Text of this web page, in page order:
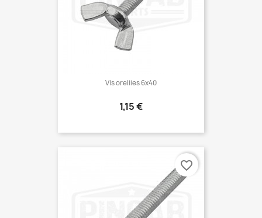
Vis oreilles 6x40
Prix
1,15 €
favorite_border